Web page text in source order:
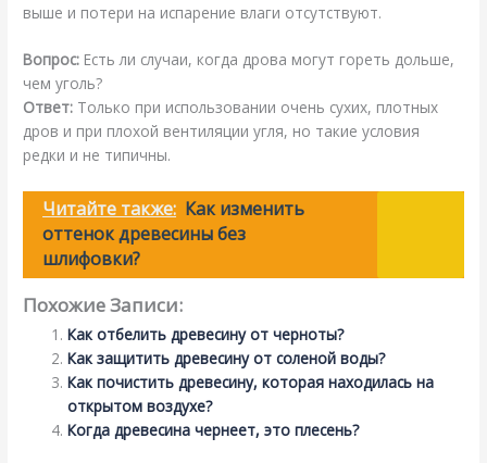
выше и потери на испарение влаги отсутствуют.
Вопрос: Есть ли случаи, когда дрова могут гореть дольше,
чем уголь?
Ответ: Только при использовании очень сухих, плотных
дров и при плохой вентиляции угля, но такие условия
редки и не типичны.
Читайте также: Как изменить
оттенок древесины без
шлифовки?
Похожие Записи:
Как отбелить древесину от черноты?
Как защитить древесину от соленой воды?
Как почистить древесину, которая находилась на
открытом воздухе?
Когда древесина чернеет, это плесень?